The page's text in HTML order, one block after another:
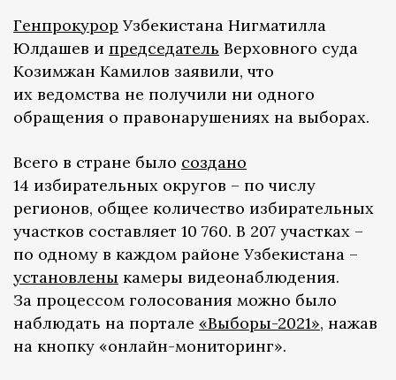
Генпрокурор Узбекистана Нигматилла
Юлдашев и председатель Верховного суда
Козимжан Камилов заявили, что
их ведомства не получили ни одного
обращения о правонарушениях на выборах.
Всего в стране было создано
14 избирательных округов – по числу
регионов, общее количество избирательных
участков составляет 10 760. В 207 участках –
по одному в каждом районе Узбекистана –
установлены камеры видеонаблюдения.
За процессом голосования можно было
наблюдать на портале «Выборы-2021», нажав
на кнопку «онлайн-мониторинг».